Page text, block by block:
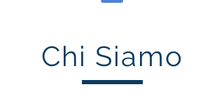
Chi Siamo